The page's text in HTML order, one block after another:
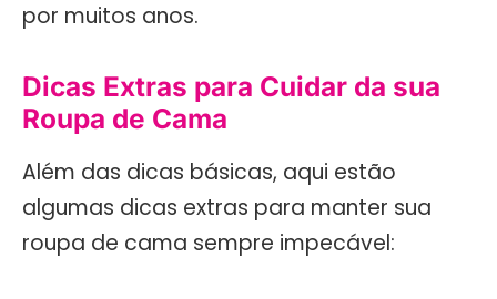
por muitos anos.
Dicas Extras para Cuidar da sua
Roupa de Cama
Além das dicas básicas, aqui estão
algumas dicas extras para manter sua
roupa de cama sempre impecável: